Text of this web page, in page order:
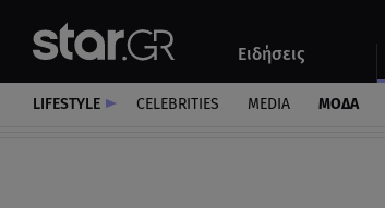
Ειδήσεις
Αυτοκίνητο
LIFESTYLE CELEBRITIES MEDIA ΜΟΔΑ